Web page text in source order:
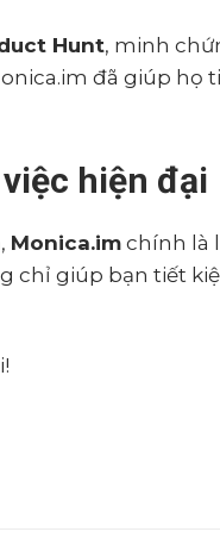
Hunt, minh
đã giúp họ
hiện đại
Monica.im chính là
chỉ giúp bạn tiết